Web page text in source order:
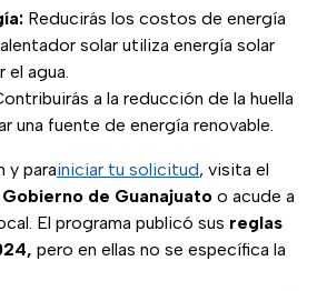
Reducirás los costos de energía
solar utiliza energía solar
el agua.
a la reducción de la huella
una fuente de energía renovable.
y parainiciar tu solicitud, visita el
de Guanajuato o acude a
El programa publicó sus reglas
pero en ellas no se específica la